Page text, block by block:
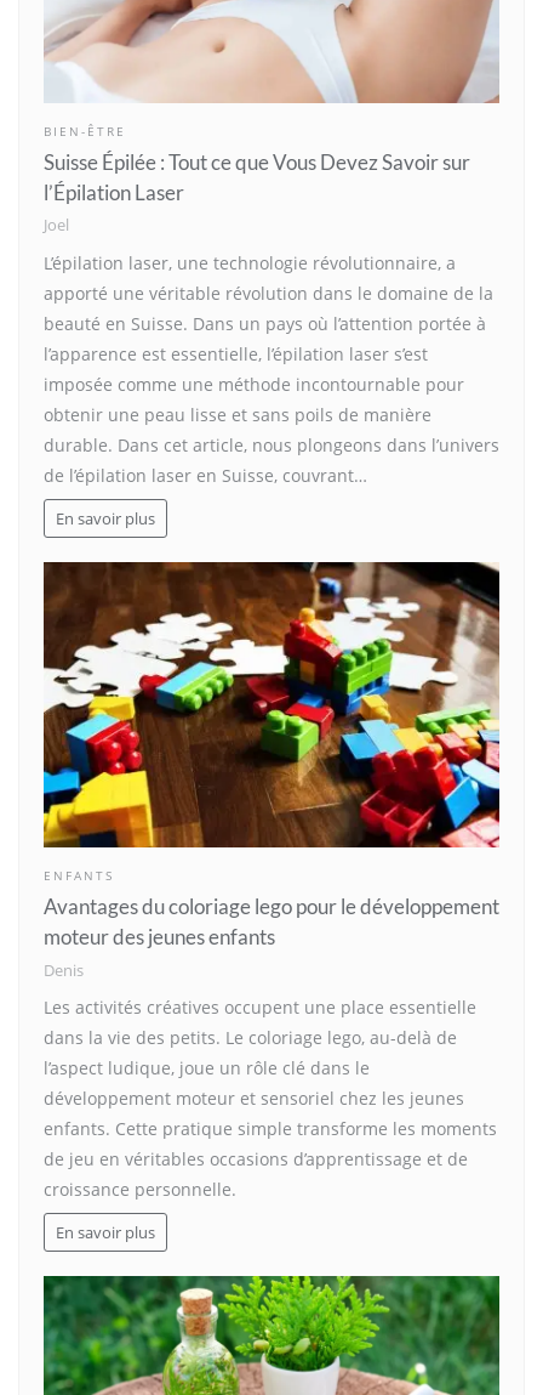
BIEN-ÊTRE
Suisse Épilée : Tout ce que Vous Devez Savoir sur
l’Épilation Laser
Joel
L’épilation laser, une technologie révolutionnaire, a
apporté une véritable révolution dans le domaine de la
beauté en Suisse. Dans un pays où l’attention portée à
l’apparence est essentielle, l’épilation laser s’est
imposée comme une méthode incontournable pour
obtenir une peau lisse et sans poils de manière
durable. Dans cet article, nous plongeons dans l’univers
de l’épilation laser en Suisse, couvrant…
En savoir plus
ENFANTS
Avantages du coloriage lego pour le développement
moteur des jeunes enfants
Denis
Les activités créatives occupent une place essentielle
dans la vie des petits. Le coloriage lego, au-delà de
l’aspect ludique, joue un rôle clé dans le
développement moteur et sensoriel chez les jeunes
enfants. Cette pratique simple transforme les moments
de jeu en véritables occasions d’apprentissage et de
croissance personnelle.
En savoir plus